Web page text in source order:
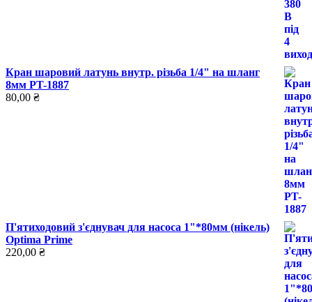
Кран шаровий латунь внутр. різьба 1/4" на шланг
8мм PT-1887
80,00 ₴
П'ятиходовий з'єднувач для насоса 1"*80мм (нікель)
Optima Prime
220,00 ₴